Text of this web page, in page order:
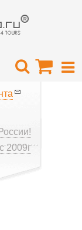
2009г